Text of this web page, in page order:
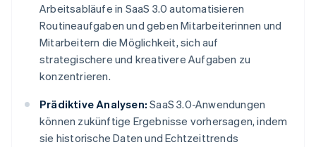
Arbeitsabläufe in SaaS 3.0 automatisieren
Routineaufgaben und geben Mitarbeiterinnen und
Mitarbeitern die Möglichkeit, sich auf
strategischere und kreativere Aufgaben zu
konzentrieren.
Prädiktive Analysen: SaaS 3.0-Anwendungen
können zukünftige Ergebnisse vorhersagen, indem
sie historische Daten und Echtzeittrends